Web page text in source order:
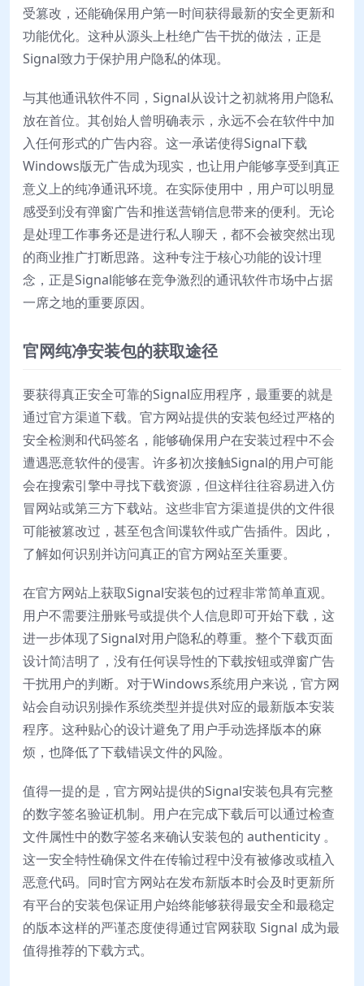
受篡改，还能确保用户第一时间获得最新的安全更新和
功能优化。这种从源头上杜绝广告干扰的做法，正是
Signal致力于保护用户隐私的体现。
与其他通讯软件不同，Signal从设计之初就将用户隐私
放在首位。其创始人曾明确表示，永远不会在软件中加
入任何形式的广告内容。这一承诺使得Signal下载
Windows版无广告成为现实，也让用户能够享受到真正
意义上的纯净通讯环境。在实际使用中，用户可以明显
感受到没有弹窗广告和推送营销信息带来的便利。无论
是处理工作事务还是进行私人聊天，都不会被突然出现
的商业推广打断思路。这种专注于核心功能的设计理
念，正是Signal能够在竞争激烈的通讯软件市场中占据
一席之地的重要原因。
官网纯净安装包的获取途径
要获得真正安全可靠的Signal应用程序，最重要的就是
通过官方渠道下载。官方网站提供的安装包经过严格的
安全检测和代码签名，能够确保用户在安装过程中不会
遭遇恶意软件的侵害。许多初次接触Signal的用户可能
会在搜索引擎中寻找下载资源，但这样往往容易进入仿
冒网站或第三方下载站。这些非官方渠道提供的文件很
可能被篡改过，甚至包含间谍软件或广告插件。因此，
了解如何识别并访问真正的官方网站至关重要。
在官方网站上获取Signal安装包的过程非常简单直观。
用户不需要注册账号或提供个人信息即可开始下载，这
进一步体现了Signal对用户隐私的尊重。整个下载页面
设计简洁明了，没有任何误导性的下载按钮或弹窗广告
干扰用户的判断。对于Windows系统用户来说，官方网
站会自动识别操作系统类型并提供对应的最新版本安装
程序。这种贴心的设计避免了用户手动选择版本的麻
烦，也降低了下载错误文件的风险。
值得一提的是，官方网站提供的Signal安装包具有完整
的数字签名验证机制。用户在完成下载后可以通过检查
文件属性中的数字签名来确认安装包的 authenticity 。
这一安全特性确保文件在传输过程中没有被修改或植入
恶意代码。同时官方网站在发布新版本时会及时更新所
有平台的安装包保证用户始终能够获得最安全和最稳定
的版本这样的严谨态度使得通过官网获取 Signal 成为最
值得推荐的下载方式。